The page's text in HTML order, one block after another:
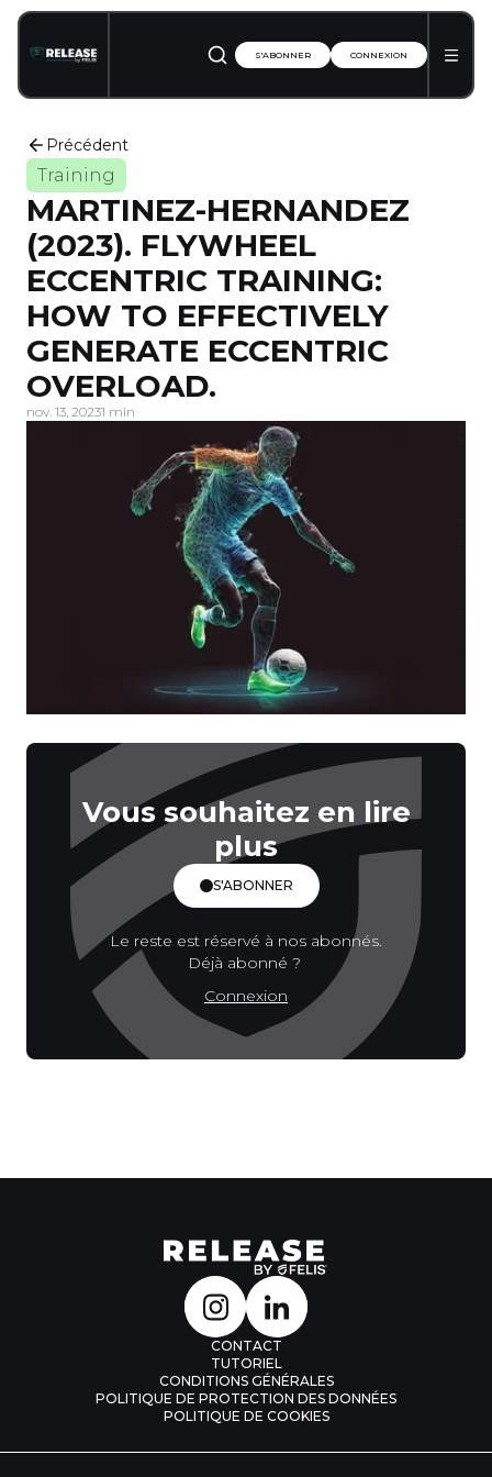
S'ABONNER CONNEXION
Précédent
Training
MARTINEZ-HERNANDEZ
(2023). FLYWHEEL
ECCENTRIC TRAINING:
HOW TO EFFECTIVELY
GENERATE ECCENTRIC
OVERLOAD.
nov. 13, 20231 min
Vous souhaitez en lire
plus
S'ABONNER
Le reste est réservé à nos abonnés.
Déjà abonné ?
Connexion
CONTACT
TUTORIEL
CONDITIONS GÉNÉRALES
POLITIQUE DE PROTECTION DES DONNÉES
POLITIQUE DE COOKIES